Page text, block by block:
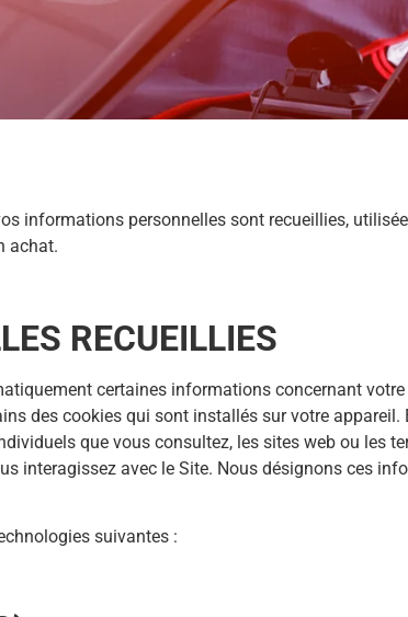
informations personnelles sont recueillies,
achat.
RECUEILLIES
certaines informations concernant
des cookies qui sont installés sur votre
que vous consultez, les sites web ou les
interagissez avec le Site. Nous désignons ces
suivantes :